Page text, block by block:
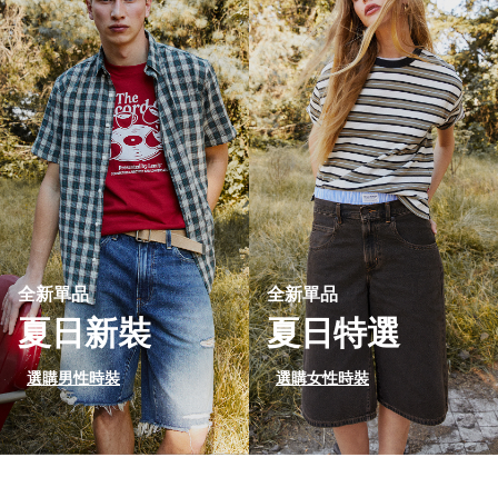
全新單品
夏日新裝
選購男性時裝
全新單品
夏日特選
選購女性時裝